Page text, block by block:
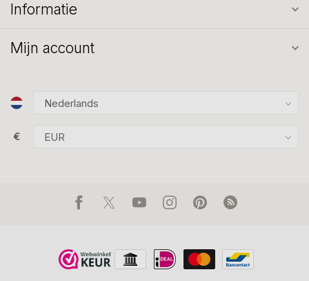
Informatie
Mijn account
€